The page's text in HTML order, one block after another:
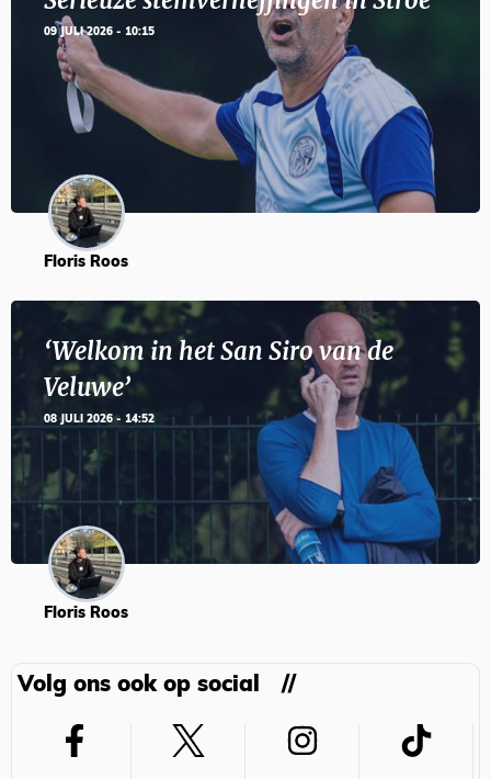
09 JULI 2026 - 10:15
Floris Roos
‘Welkom in het San Siro van de
Veluwe’
08 JULI 2026 - 14:52
Floris Roos
Volg ons ook op social